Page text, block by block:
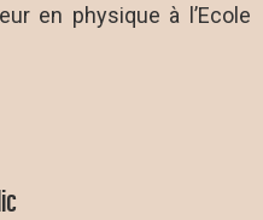
en physique à l’Ecole